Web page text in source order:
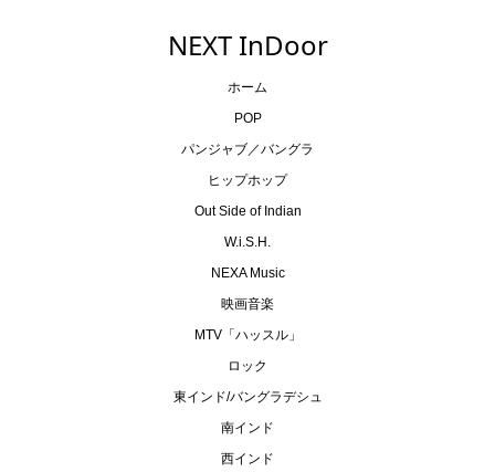
NEXT InDoor
ホーム
POP
パンジャブ／バングラ
ヒップホップ
Out Side of Indian
W.i.S.H.
NEXA Music
映画音楽
MTV「ハッスル」
ロック
東インド/バングラデシュ
南インド
西インド